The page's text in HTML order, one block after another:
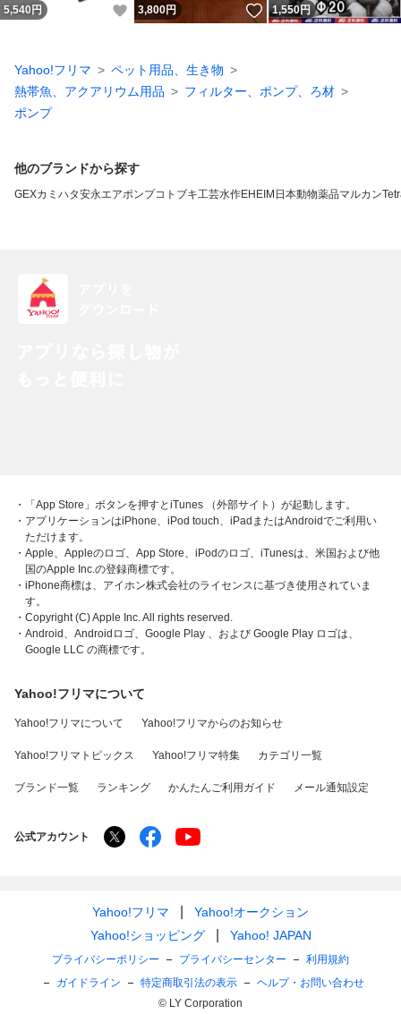
5,540 円 いいね！
3,800円 いいね！
1,550円
Yahoo!フリマ
ペット用品、生き物
熱帯魚、アクアリウム用品
フィルター、ポンプ、ろ材
ポンプ
他のブランドから探す
GEXカミハタ安永エアポンプコトブキ工芸水作EHEIM 日本動物薬品マルカン
・「App Store」ボタンを押すとiTunes （外部サイト）が起動します。
・アプリケーションはiPhone、iPod touch、iPadまたはAndroidでご利用い
ただけます。
・Apple、Appleのロゴ、App Store、iPodのロゴ、iTunesは、米国および他
国のApple Inc.の登録商標です。
・iPhone商標は、アイホン株式会社のライセンスに基づき使用されていま
す。
・Copyright (C) Apple Inc. All rights reserved.
・Android、Androidロゴ、Google Play 、および Google Play ロゴは、
Google LLC の商標です。
Yahoo!フリマについて
Yahoo!フリマについて Yahoo!フリマからのお知らせ
Yahoo!フリマトピックス Yahoo!フリマ特集 カテゴリ一覧
ブランド一覧 ランキング かんたんご利用ガイド メール通知設定
公式アカウント
Yahoo!フリマ
Yahoo!オークション
Yahoo!ショッピング
Yahoo! JAPAN
プライバシーポリシー プライバシーセンター
利用規約
ガイドライン
特定商取引法の表示
ヘルプ・お問い合わせ
© LY Corporation